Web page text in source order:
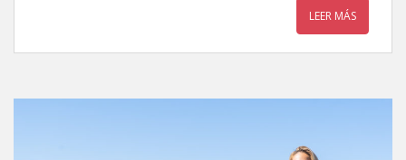
LEER MÁS